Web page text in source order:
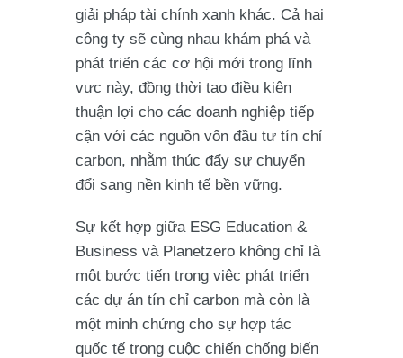
giải pháp tài chính xanh khác. Cả hai
công ty sẽ cùng nhau khám phá và
phát triển các cơ hội mới trong lĩnh
vực này, đồng thời tạo điều kiện
thuận lợi cho các doanh nghiệp tiếp
cận với các nguồn vốn đầu tư tín chỉ
carbon, nhằm thúc đẩy sự chuyển
đổi sang nền kinh tế bền vững.
Sự kết hợp giữa ESG Education &
Business và Planetzero không chỉ là
một bước tiến trong việc phát triển
các dự án tín chỉ carbon mà còn là
một minh chứng cho sự hợp tác
quốc tế trong cuộc chiến chống biến